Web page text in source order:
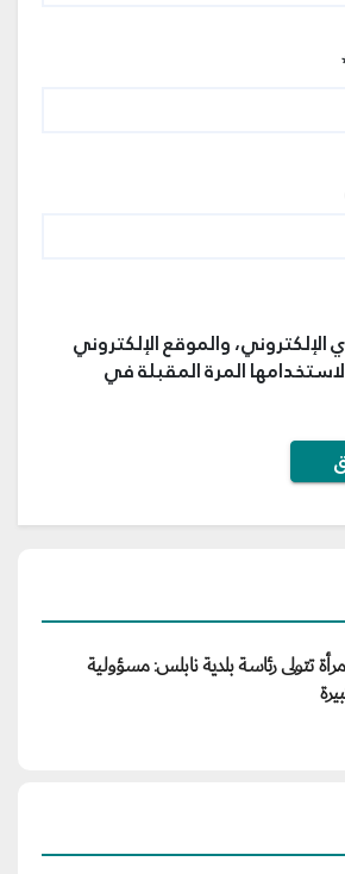
والموقع الإلكتروني
المرة المقبلة في
تتولى رئاسة بلدية نابلس: مسؤولية